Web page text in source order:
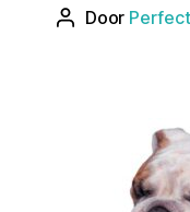
Berichtauteur
Door